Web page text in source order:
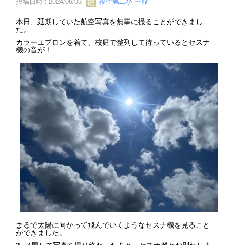
本日、延期していた航空写真を無事に撮ることができまし
た。
カラーエプロンを着て、校庭で整列して待っているとセスナ
機の音が！
まるで太陽に向かって飛んでいくようなセスナ機を見ること
ができました。